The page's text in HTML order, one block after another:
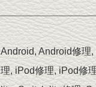
Android,Android修理,
理,iPod修理,iPod修